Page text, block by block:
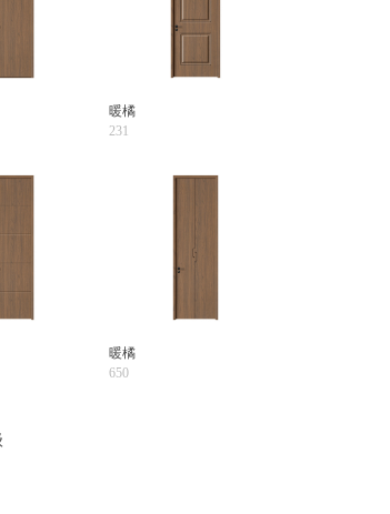
暖橘
231
暖橘
650